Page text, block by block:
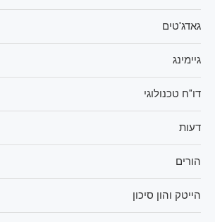
גאדג'טים
גיימינג
דו"ח טכנולוגי
דעות
הורים
הייטק והון סיכון